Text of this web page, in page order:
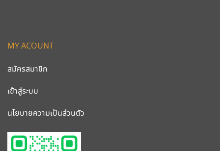
MY ACOUNT
สมัครสมาชิก
เข้าสู่ระบบ
นโยบายความเป็นส่วนตัว